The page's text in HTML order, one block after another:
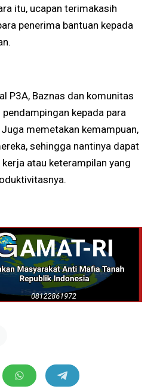
itu, ucapan terimakasih
penerima bantuan kepada
P3A, Baznas dan komunitas
kepada para
memetakan kemampuan,
sehingga nantinya dapat
atau keterampilan yang